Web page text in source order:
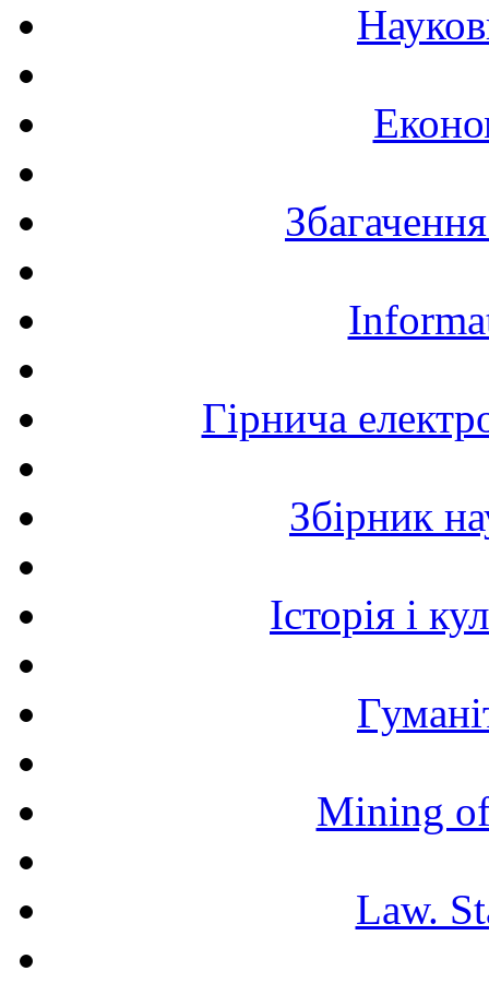
Гірнича
Збірник
Історія і
Mining
Law.